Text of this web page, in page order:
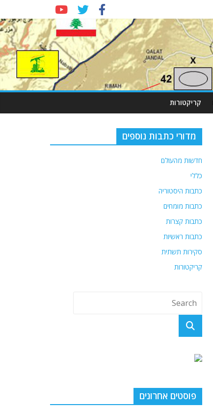
קריקטורות
מדורי כתבות נוספים
חדשות מהעולם
כללי
כתבות היסטוריה
כתבות מומחים
כתבות קצרות
כתבות ראשיות
סקירות תשתית
קריקטורות
פוסטים אחרונים